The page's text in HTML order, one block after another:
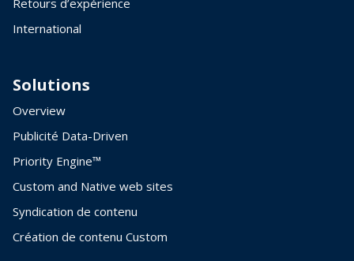
Retours d’expérience
International
Solutions
Overview
Publicité Data-Driven
Priority Engine™
Custom and Native web sites
Syndication de contenu
Création de contenu Custom